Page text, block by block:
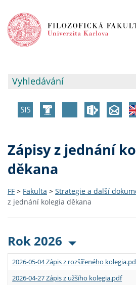
Zápisy z jednání
děkana
FF > Fakulta > Strategie a další
z jednání kolegia děkana
Rok 2026
2026-05-04 Zápis z rozšířeného
2026-04-27 Zápis z užšího kolegia.pdf